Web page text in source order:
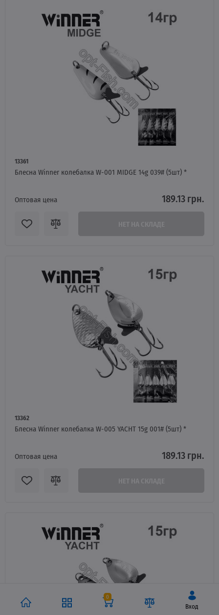
0
Вход
13361
Блесна Winner колебалка W-001 MIDGE 14g 039# (5шт) *
Оптовая цена 189.13 грн.
13362
Блесна Winner колебалка W-005 YACHT 15g 001# (5шт) *
Оптовая цена 189.13 грн.